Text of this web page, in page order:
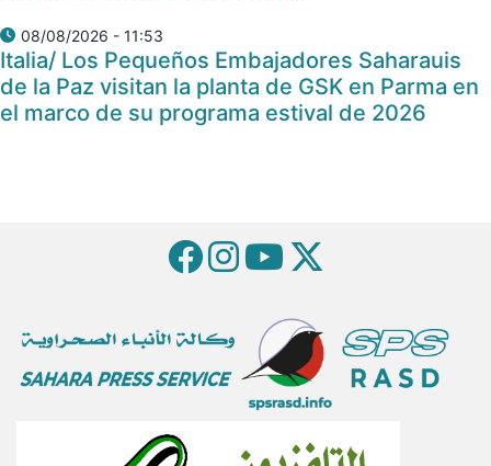
08/08/2026 - 11:53
Italia/ Los Pequeños Embajadores Saharauis
de la Paz visitan la planta de GSK en Parma en
el marco de su programa estival de 2026